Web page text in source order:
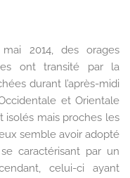
2014, des orages
ont transité par la
durant l’après-midi
et Orientale
mais proches les
semble avoir adopté
caractérisant par un
celui-ci ayant